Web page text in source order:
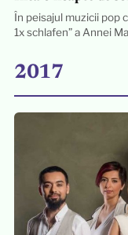
În peisajul muzicii pop
1x schlafen” a Annei
2017